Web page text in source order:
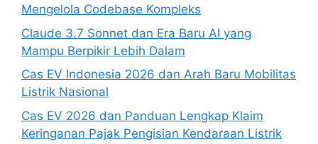
Mengelola Codebase Kompleks
Claude 3.7 Sonnet dan Era Baru AI yang
Mampu Berpikir Lebih Dalam
Cas EV Indonesia 2026 dan Arah Baru Mobilitas
Listrik Nasional
Cas EV 2026 dan Panduan Lengkap Klaim
Keringanan Pajak Pengisian Kendaraan Listrik